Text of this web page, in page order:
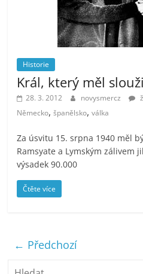
Historie
Král, který měl
28. 3. 2012 novysmercz
Německo,španělsko,válka
Za úsvitu 15. srpna 1940 měl
Ramsyate a Lymským zálivem
výsadek 90.000
Čtěte více
← Předchozí